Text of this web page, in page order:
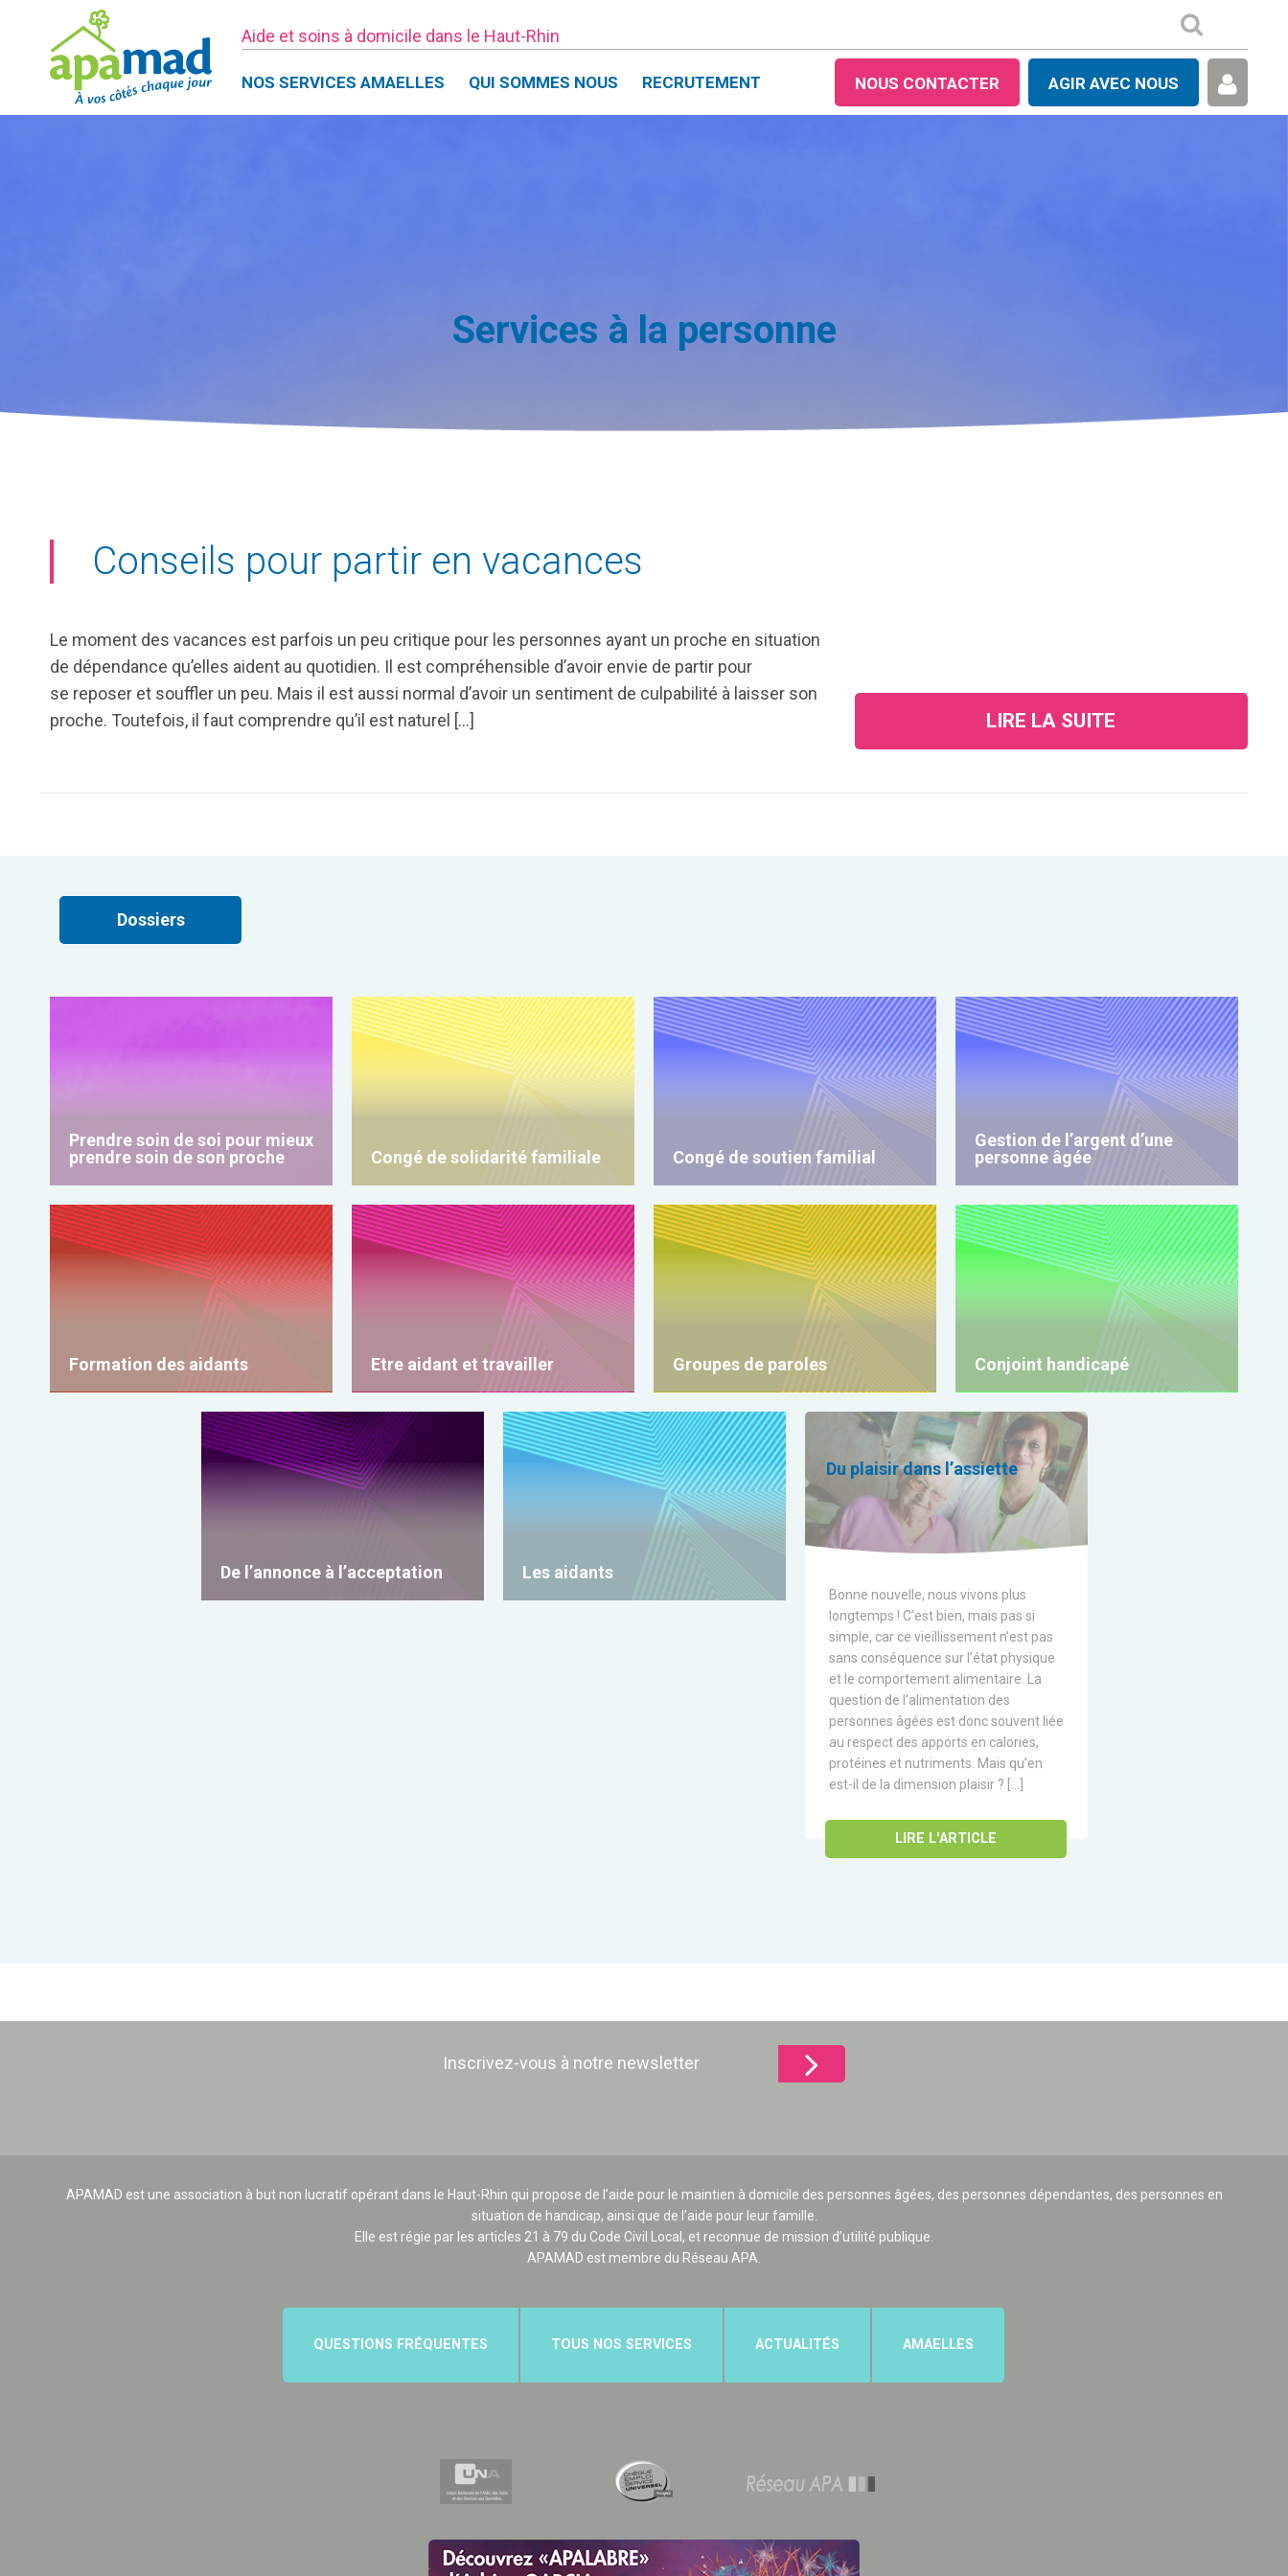
Aide et soins à domicile dans le Haut-Rhin
NOS SERVICES AMAELLES QUI SOMMES NOUS RECRUTEMENT NOUS CONTACTER AGIR AVEC NOUS
Services à la personne
Conseils pour partir en vacances
Le moment des vacances est parfois un peu critique pour les personnes ayant un proche en situation
de dépendance qu’elles aident au quotidien. Il est compréhensible d’avoir envie de partir pour
se reposer et souffler un peu. Mais il est aussi normal d’avoir un sentiment de culpabilité à laisser son
proche. Toutefois, il faut comprendre qu’il est naturel […]
LIRE LA SUITE
Dossiers
Prendre soin de soi pour mieux
prendre soin de son proche
Congé de solidarité familiale Congé de soutien familial
Gestion de l’argent d’une
personne âgée
Formation des aidants Etre aidant et travailler Groupes de paroles Conjoint handicapé
De l’annonce à l’acceptation Les aidants
Du plaisir dans l’assiette
Bonne nouvelle, nous vivons plus
longtemps ! C’est bien, mais pas si
simple, car ce vieillissement n’est pas
sans conséquence sur l’état physique
et le comportement alimentaire. La
question de l’alimentation des
personnes âgées est donc souvent liée
au respect des apports en calories,
protéines et nutriments. Mais qu’en
est-il de la dimension plaisir ? […]
LIRE L'ARTICLE
Inscrivez-vous à notre newsletter
APAMAD est une association à but non lucratif opérant dans le Haut-Rhin qui propose de l’aide pour le maintien à domicile des personnes âgées, des personnes dépendantes, des personnes en
situation de handicap, ainsi que de l’aide pour leur famille.
Elle est régie par les articles 21 à 79 du Code Civil Local, et reconnue de mission d’utilité publique.
APAMAD est membre du Réseau APA.
QUESTIONS FRÉQUENTES TOUS NOS SERVICES ACTUALITÉS AMAELLES